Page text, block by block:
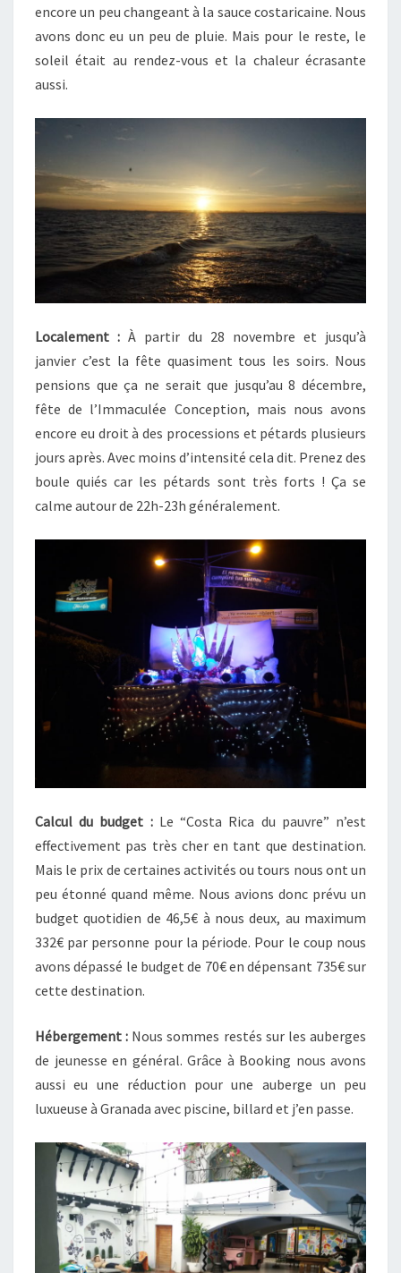
encore un peu changeant à la sauce costaricaine. Nous
avons donc eu un peu de pluie. Mais pour le reste, le
soleil était au rendez-vous et la chaleur écrasante
aussi.
Localement : À partir du 28 novembre et jusqu’à
janvier c’est la fête quasiment tous les soirs. Nous
pensions que ça ne serait que jusqu’au 8 décembre,
fête de l’Immaculée Conception, mais nous avons
encore eu droit à des processions et pétards plusieurs
jours après. Avec moins d’intensité cela dit. Prenez des
boule quiés car les pétards sont très forts ! Ça se
calme autour de 22h-23h généralement.
Calcul du budget :Le “Costa Rica du pauvre” n’est
effectivement pas très cher en tant que destination.
Mais le prix de certaines activités ou tours nous ont un
peu étonné quand même. Nous avions donc prévu un
budget quotidien de 46,5€ à nous deux, au maximum
332€ par personne pour la période. Pour le coup nous
avons dépassé le budget de 70€ en dépensant 735€ sur
cette destination.
Hébergement : Nous sommes restés sur les auberges
de jeunesse en général. Grâce à Booking nous avons
aussi eu une réduction pour une auberge un peu
luxueuse à Granada avec piscine, billard et j’en passe.